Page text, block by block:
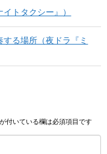
トタクシー』）
る場所（夜ドラ『ミ
が付いている欄は必須項目です